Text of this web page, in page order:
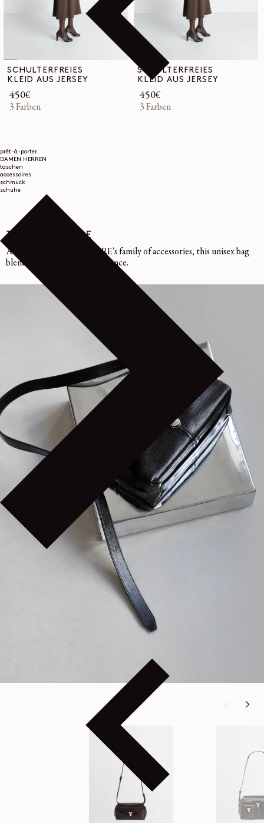
prêt-à-porter
DAMEN
HERREN
taschen
accessoires
schmuck
schuhe
SCHULTERFREIES
KLEID AUS JERSEY
Normaler
Preis
450€
3 Farben
SCHULTERFREIES
KLEID AUS JERSEY
Normaler
Preis
450€
3 Farben
THE GEAR LINE
A new addition to LEMAIRE’s family of accessories, this unisex bag
blends functionality and elegance.